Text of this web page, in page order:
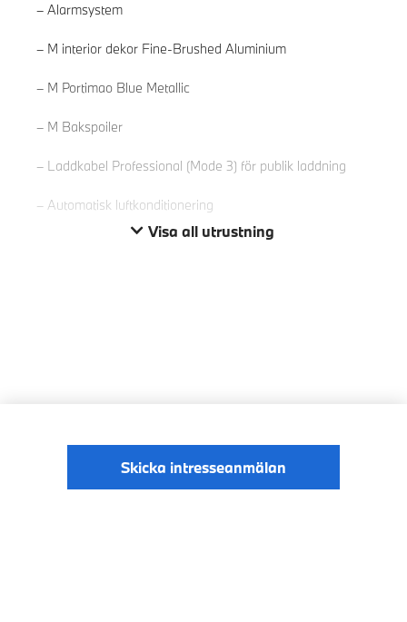
Alarmsystem
M interior dekor Fine-Brushed Aluminium
M Portimao Blue Metallic
M Bakspoiler
Laddkabel Professional (Mode 3) för publik laddning
Automatisk luftkonditionering
Visa all utrustning
Läs mer
Skicka intresseanmälan